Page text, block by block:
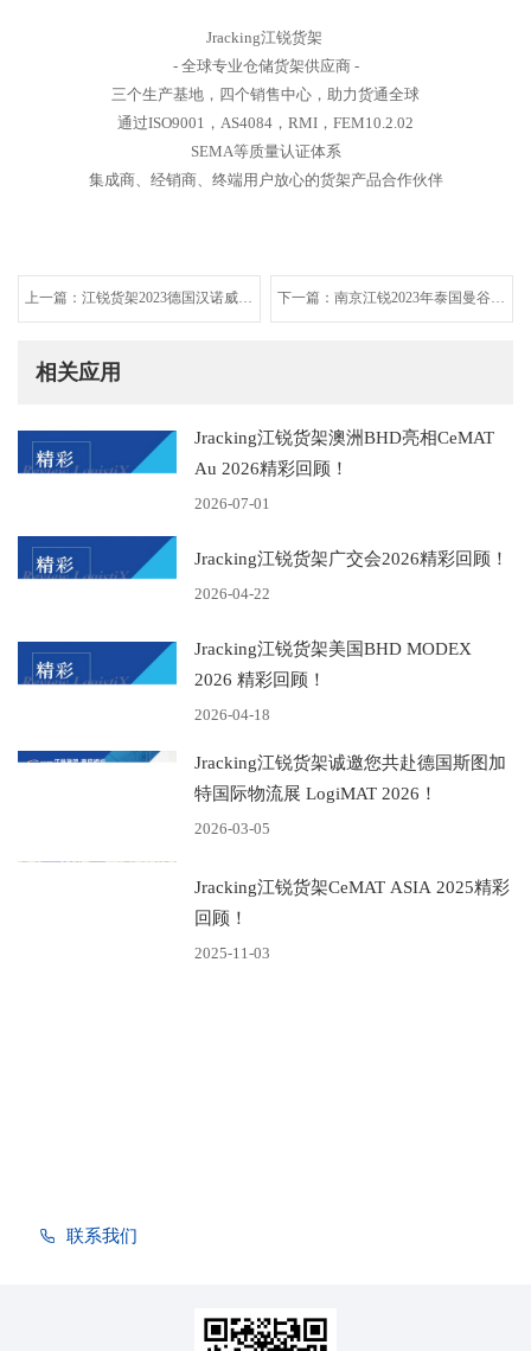
Jracking江锐货架
- 全球专业仓储货架供应商 -
三个生产基地，四个销售中心，助力货通全球
通过ISO9001，AS4084，RMI，FEM10.2.02
SEMA等质量认证体系
集成商、经销商、终端用户放心的货架产品合作伙伴
上一篇：江锐货架2023德国汉诺威工
业博览会精彩回顾
下一篇：南京江锐2023年泰国曼谷国
际物流展（TILOG - LOGISTIX）精
相关应用
Jracking江锐货架澳洲BHD亮相CeMAT
Au 2026精彩回顾！
2026-07-01
Jracking江锐货架广交会2026精彩回顾！
2026-04-22
Jracking江锐货架美国BHD ‌MODEX
2026 精彩回顾！
2026-04-18
Jracking江锐货架诚邀您共赴德国斯图加
特国际物流展 LogiMAT 2026！
2026-03-05
Jracking江锐货架CeMAT ASIA 2025精彩
回顾！
2025-11-03
联系我们